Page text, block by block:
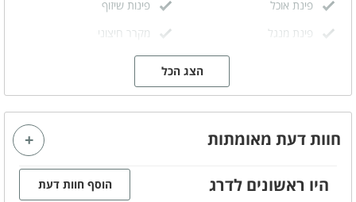
פינת אוכל
פינות שיזוף
פינת מנגל
מקרר חיצוני
מתחם פנימי
מטבח מאובזר
מסך טלויזיה LCD - בגודל 65
חיבור לערוצי yes
אינטרנט אלחוטי (WIFI)
הצג הכל
חוות דעת מאומתות
היו ראשונים לדרג הוסף חוות דעת